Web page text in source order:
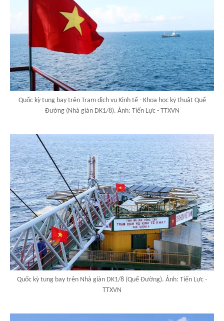
Quốc kỳ tung bay trên Trạm dịch vụ Kinh tế - Khoa học kỹ thuật Quế
Đường (Nhà giàn DK1/8). Ảnh: Tiến Lực - TTXVN
Quốc kỳ tung bay trên Nhà giàn DK1/8 (Quế Đường). Ảnh: Tiến Lực -
TTXVN